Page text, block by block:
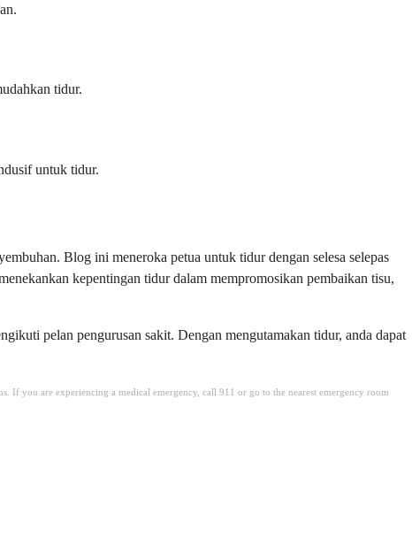
tidur.
untuk tidur.
Blog ini meneroka petua untuk tidur dengan selesa selepas
kepentingan tidur dalam mempromosikan pembaikan tisu,
pelan pengurusan sakit. Dengan mengutamakan tidur, anda dapat
If you are experiencing a medical emergency, call 911 or go to the nearest emergency room